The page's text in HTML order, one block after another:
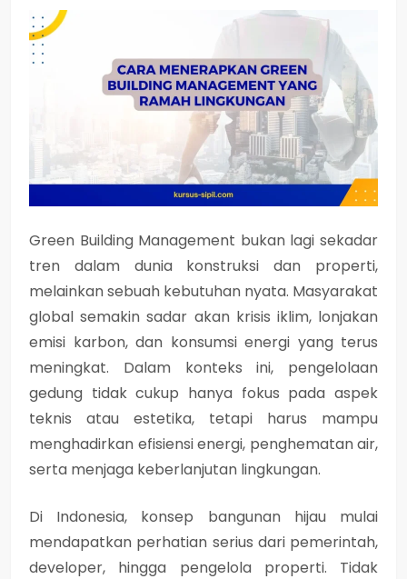
Green Building Management bukan lagi sekadar
tren dalam dunia konstruksi dan properti,
melainkan sebuah kebutuhan nyata. Masyarakat
global semakin sadar akan krisis iklim, lonjakan
emisi karbon, dan konsumsi energi yang terus
meningkat. Dalam konteks ini, pengelolaan
gedung tidak cukup hanya fokus pada aspek
teknis atau estetika, tetapi harus mampu
menghadirkan efisiensi energi, penghematan air,
serta menjaga keberlanjutan lingkungan.
Di Indonesia, konsep bangunan hijau mulai
mendapatkan perhatian serius dari pemerintah,
developer, hingga pengelola properti. Tidak